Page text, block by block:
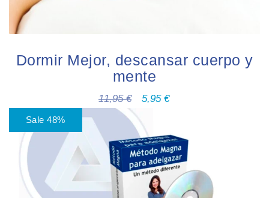
Dormir Mejor, descansar cuerpo y
mente
11,95€ 5,95 €
Sale 48%